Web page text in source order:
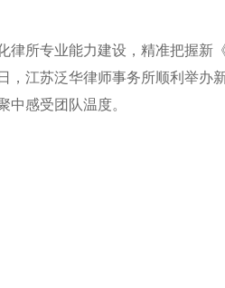
律所专业能力建设，精准把握新
，江苏泛华律师事务所顺利举办
中感受团队温度。